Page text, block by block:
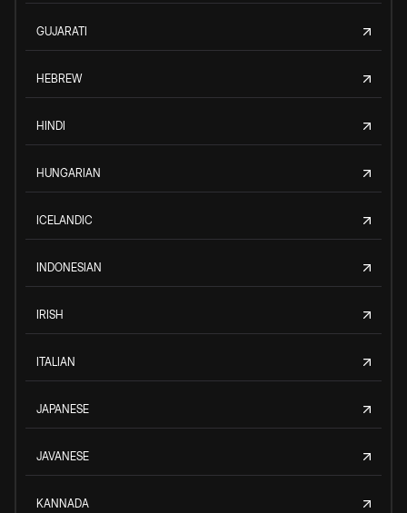
GUJARATI
HEBREW
HINDI
HUNGARIAN
ICELANDIC
INDONESIAN
IRISH
ITALIAN
JAPANESE
JAVANESE
KANNADA